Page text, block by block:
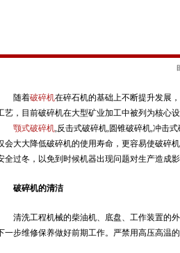
随着破碎机在碎石机的基础上不断提升发展
艺，目前破碎机在大型矿业加工中被列为核心
颚式破碎机 ,反击式破碎机,圆锥破碎机,冲击
会大大降低破碎机的使用寿命，更容易使破碎
全过冬，以免到时候机器出现问题对生产造成
破碎机的清洁
清洗工程机械的柴油机、底盘、工作装置的外
一步维修保养做好前期工作。严禁用高压高温